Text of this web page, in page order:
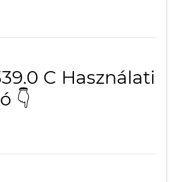
C Használati
👇